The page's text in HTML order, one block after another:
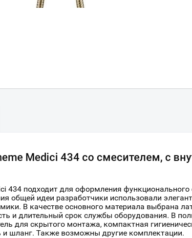
Medici 434 со смесителем, с
434 подходит для оформления функционального
общей идеи разработчики использовали
В качестве основного материала выбрана
и длительный срок службы оборудования. В
для скрытого монтажа, компактная
и шланг. Также возможны другие комплектации.